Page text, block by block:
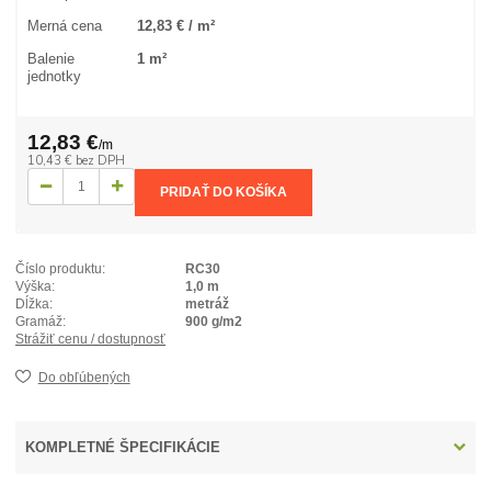
Merná cena 12,83 € / m²
Balenie
jednotky
1 m²
12,83 €/m
10,43 € bez DPH
PRIDAŤ DO KOŠÍKA
Číslo produktu:
RC30
Výška:
1,0 m
Dĺžka:
metráž
Gramáž:
900 g/m2
Strážiť cenu / dostupnosť
Do obľúbených
KOMPLETNÉ ŠPECIFIKÁCIE